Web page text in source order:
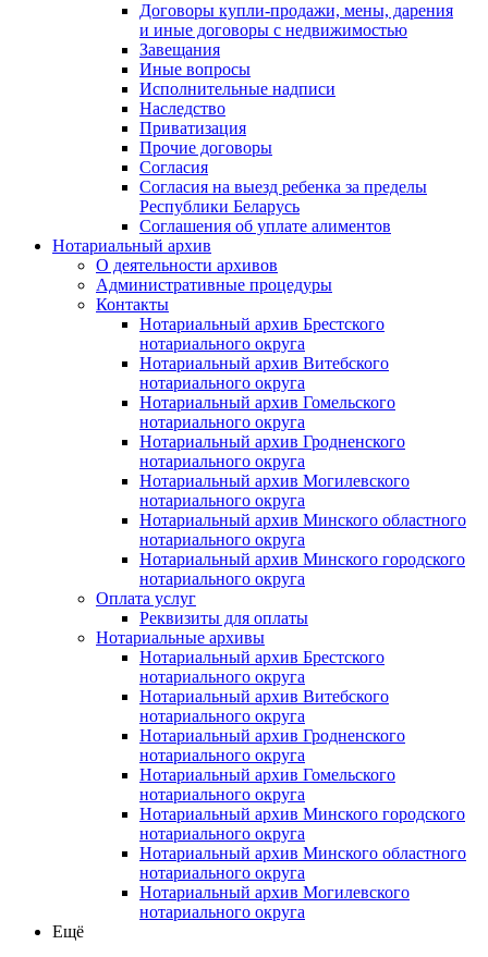
Договоры купли-продажи, мены, дарения
и иные договоры с недвижимостью
Завещания
Иные вопросы
Исполнительные надписи
Наследство
Приватизация
Прочие договоры
Согласия
Согласия на выезд ребенка за пределы
Республики Беларусь
Соглашения об уплате алиментов
Нотариальный архив
О деятельности архивов
Административные процедуры
Контакты
Нотариальный архив Брестского
нотариального округа
Нотариальный архив Витебского
нотариального округа
Нотариальный архив Гомельского
нотариального округа
Нотариальный архив Гродненского
нотариального округа
Нотариальный архив Могилевского
нотариального округа
Нотариальный архив Минского областного
нотариального округа
Нотариальный архив Минского городского
нотариального округа
Оплата услуг
Реквизиты для оплаты
Нотариальные архивы
Нотариальный архив Брестского
нотариального округа
Нотариальный архив Витебского
нотариального округа
Нотариальный архив Гродненского
нотариального округа
Нотариальный архив Гомельского
нотариального округа
Нотариальный архив Минского городского
нотариального округа
Нотариальный архив Минского областного
нотариального округа
Нотариальный архив Могилевского
нотариального округа
Ещё